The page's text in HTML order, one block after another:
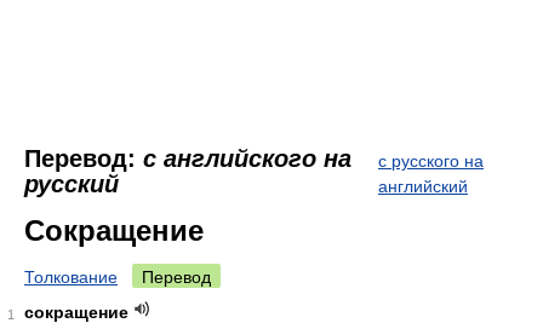
Перевод: с английского на
русский
с русского на
английский
Сокращение
Толкование Перевод
1
сокращение